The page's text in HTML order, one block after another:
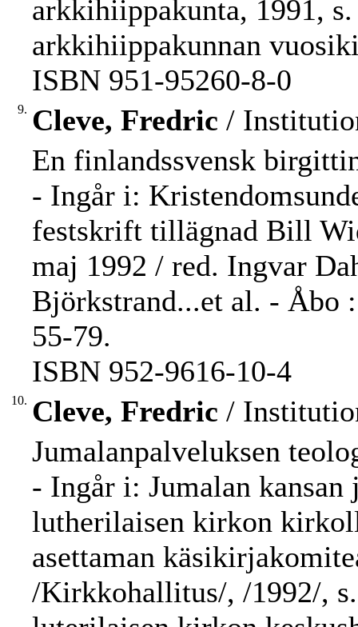
arkkihiippakunta, 1991,
arkkihiippakunnan
ISBN 951-95260-8-0
9. Cleve, Fredric /
En finlandssvensk
- Ingår i:
festskrift tillägnad Bill
maj 1992 / red. Ingvar
Björkstrand...et al. - Åbo
55-79.
ISBN 952-9616-10-4
10. Cleve, Fredric /
Jumalanpalveluksen
- Ingår i: Jumalan
lutherilaisen kirkon
asettaman
/Kirkkohallitus/, /1992/,